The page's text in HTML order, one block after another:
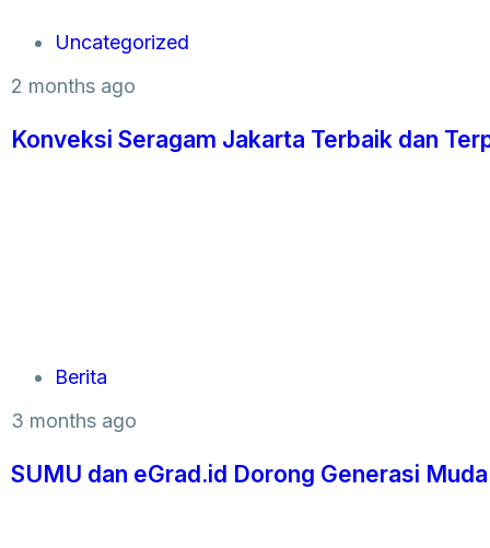
Uncategorized
2 months ago
Konveksi Seragam Jakarta Terbaik dan
Berita
3 months ago
SUMU dan eGrad.id Dorong Generasi